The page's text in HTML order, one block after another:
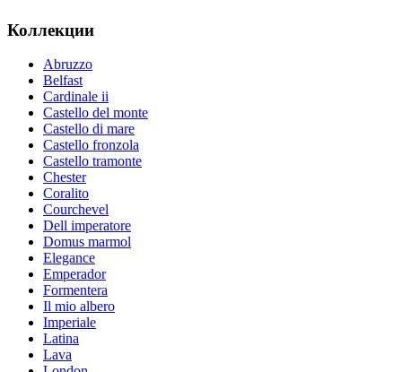
Коллекции
Abruzzo
Belfast
Cardinale ii
Castello del monte
Castello di mare
Castello fronzola
Castello tramonte
Chester
Coralito
Courchevel
Dell imperatore
Domus marmol
Elegance
Emperador
Formentera
Il mio albero
Imperiale
Latina
Lava